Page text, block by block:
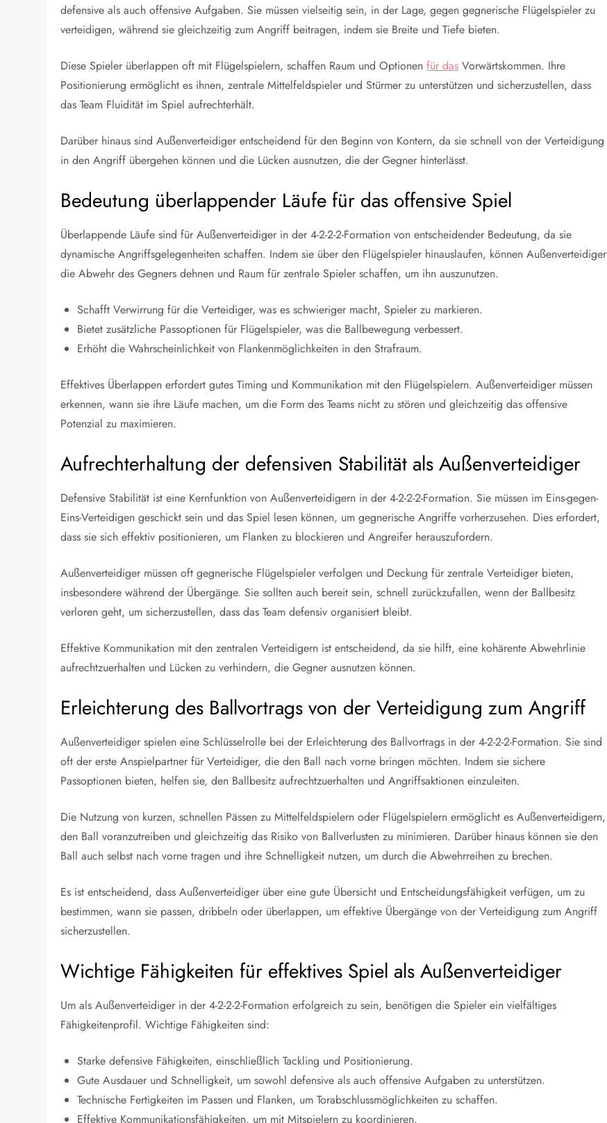
defensive als auch offensive Aufgaben. Sie müssen vielseitig sein, in der Lage, gegen gegnerische Flügelspieler zu
verteidigen, während sie gleichzeitig zum Angriff beitragen, indem sie Breite und Tiefe bieten.
Diese Spieler überlappen oft mit Flügelspielern, schaffen Raum und Optionenfür das Vorwärtskommen. Ihre
Positionierung ermöglicht es ihnen, zentrale Mittelfeldspieler und Stürmer zu unterstützen und sicherzustellen, dass
das Team Fluidität im Spiel aufrechterhält.
Darüber hinaus sind Außenverteidiger entscheidend für den Beginn von Kontern, da sie schnell von der Verteidigung
in den Angriff übergehen können und die Lücken ausnutzen, die der Gegner hinterlässt.
Bedeutung überlappender Läufe für das offensive Spiel
Überlappende Läufe sind für Außenverteidiger in der 4-2-2-2-Formation von entscheidender Bedeutung, da sie
dynamische Angriffsgelegenheiten schaffen. Indem sie über den Flügelspieler hinauslaufen, können Außenverteidiger
die Abwehr des Gegners dehnen und Raum für zentrale Spieler schaffen, um ihn auszunutzen.
Schafft Verwirrung für die Verteidiger, was es schwieriger macht, Spieler zu markieren.
Bietet zusätzliche Passoptionen für Flügelspieler, was die Ballbewegung verbessert.
Erhöht die Wahrscheinlichkeit von Flankenmöglichkeiten in den Strafraum.
Effektives Überlappen erfordert gutes Timing und Kommunikation mit den Flügelspielern. Außenverteidiger müssen
erkennen, wann sie ihre Läufe machen, um die Form des Teams nicht zu stören und gleichzeitig das offensive
Potenzial zu maximieren.
Aufrechterhaltung der defensiven Stabilität als Außenverteidiger
Defensive Stabilität ist eine Kernfunktion von Außenverteidigern in der 4-2-2-2-Formation. Sie müssen im Eins-gegen-
Eins-Verteidigen geschickt sein und das Spiel lesen können, um gegnerische Angriffe vorherzusehen. Dies erfordert,
dass sie sich effektiv positionieren, um Flanken zu blockieren und Angreifer herauszufordern.
Außenverteidiger müssen oft gegnerische Flügelspieler verfolgen und Deckung für zentrale Verteidiger bieten,
insbesondere während der Übergänge. Sie sollten auch bereit sein, schnell zurückzufallen, wenn der Ballbesitz
verloren geht, um sicherzustellen, dass das Team defensiv organisiert bleibt.
Effektive Kommunikation mit den zentralen Verteidigern ist entscheidend, da sie hilft, eine kohärente Abwehrlinie
aufrechtzuerhalten und Lücken zu verhindern, die Gegner ausnutzen können.
Erleichterung des Ballvortrags von der Verteidigung zum Angriff
Außenverteidiger spielen eine Schlüsselrolle bei der Erleichterung des Ballvortrags in der 4-2-2-2-Formation. Sie sind
oft der erste Anspielpartner für Verteidiger, die den Ball nach vorne bringen möchten. Indem sie sichere
Passoptionen bieten, helfen sie, den Ballbesitz aufrechtzuerhalten und Angriffsaktionen einzuleiten.
Die Nutzung von kurzen, schnellen Pässen zu Mittelfeldspielern oder Flügelspielern ermöglicht es Außenverteidigern,
den Ball voranzutreiben und gleichzeitig das Risiko von Ballverlusten zu minimieren. Darüber hinaus können sie den
Ball auch selbst nach vorne tragen und ihre Schnelligkeit nutzen, um durch die Abwehrreihen zu brechen.
Es ist entscheidend, dass Außenverteidiger über eine gute Übersicht und Entscheidungsfähigkeit verfügen, um zu
bestimmen, wann sie passen, dribbeln oder überlappen, um effektive Übergänge von der Verteidigung zum Angriff
sicherzustellen.
Wichtige Fähigkeiten für effektives Spiel als Außenverteidiger
Um als Außenverteidiger in der 4-2-2-2-Formation erfolgreich zu sein, benötigen die Spieler ein vielfältiges
Fähigkeitenprofil. Wichtige Fähigkeiten sind:
Starke defensive Fähigkeiten, einschließlich Tackling und Positionierung.
Gute Ausdauer und Schnelligkeit, um sowohl defensive als auch offensive Aufgaben zu unterstützen.
Technische Fertigkeiten im Passen und Flanken, um Torabschlussmöglichkeiten zu schaffen.
Effektive Kommunikationsfähigkeiten, um mit Mitspielern zu koordinieren.